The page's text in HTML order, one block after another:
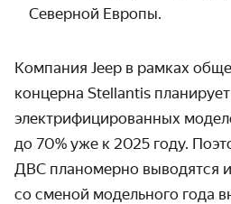
Северной Европы.
Компания Jeep в рамках
концерна Stellantis
электрифицированных
до 70% уже к 2025 году.
ДВС планомерно выводятся
со сменой модельного года